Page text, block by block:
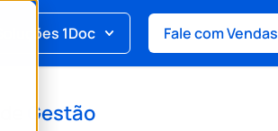
Soluções 1Doc Fale com Vendas
Gestão